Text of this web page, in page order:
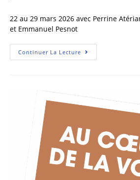
22 au 29 mars 2026 avec Perrine
et Emmanuel Pesnot
Continuer La Lecture